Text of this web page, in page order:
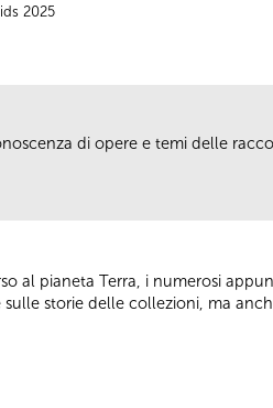
2025
di opere e temi delle
al pianeta Terra, i numerosi
storie delle collezioni, ma